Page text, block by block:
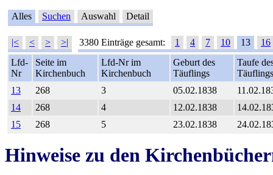
Alles Suchen Auswahl Detail
|< < > >| 3380 Einträge gesamt: 1 4 7 10 13
16
Lfd-
Nr
Seite im
Kirchenbuch
Lfd-Nr im
Kirchenbuch
Geburt des
Täuflings
Taufe
Täuflings
13
268 3 05.02.1838
14
268 4 12.02.1838
15
268 5 23.02.1838
Hinweise zu den